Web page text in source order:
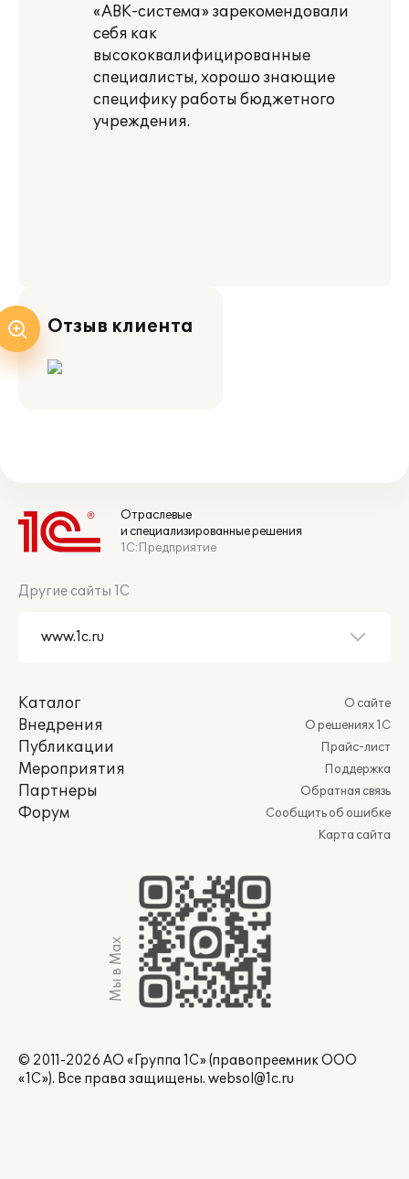
«АВК-система» зарекомендовали
себя как
высококвалифицированные
специалисты, хорошо знающие
специфику работы бюджетного
учреждения.
Отзыв клиента
Отраслевые
и специализированные решения
1С:Предприятие
Другие сайты 1С
Каталог
Внедрения
Публикации
Мероприятия
Партнеры
Форум
О сайте
О решениях 1С
Прайс-лист
Поддержка
Обратная связь
Сообщить об ошибке
Карта сайта
Мы в Max
© 2011-2026 АО «Группа 1С» (правопреемник ООО
«1С»). Все права защищены. websol@1c.ru